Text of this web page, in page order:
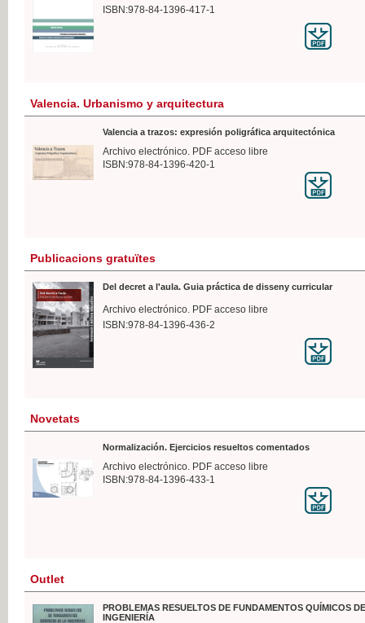
ISBN:978-84-1396-417-1
Valencia. Urbanismo y arquitectura
Valencia a trazos: expresión poligráfica arquitectónica
Archivo electrónico. PDF acceso libre
ISBN:978-84-1396-420-1
Publicacions gratuïtes
Del decret a l'aula. Guia práctica de disseny curricular
Archivo electrónico. PDF acceso libre
ISBN:978-84-1396-436-2
Novetats
Normalización. Ejercicios resueltos comentados
Archivo electrónico. PDF acceso libre
ISBN:978-84-1396-433-1
Outlet
PROBLEMAS RESUELTOS DE FUNDAMENTOS QUÍMICOS
INGENIERÍA